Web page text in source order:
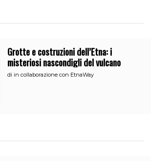
Grotte e costruzioni dell’Etna: i
misteriosi nascondigli del vulcano
di in collaborazione con EtnaWay